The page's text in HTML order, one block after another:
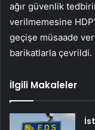
ağır güvenlik
verilmemesine
geçişe müsaade
barikatlarla çevrildi.
İlgili Makaleler